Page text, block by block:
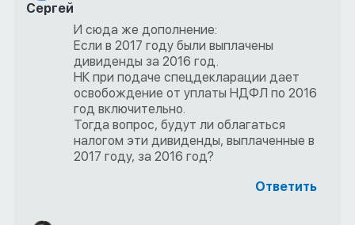
Сергей
И сюда же дополнение:
Если в 2017 году были выплачены
дивиденды за 2016 год.
НК при подаче спецдекларации дает
освобождение от уплаты НДФЛ по 2016
год включительно.
Тогда вопрос, будут ли облагаться
налогом эти дивиденды, выплаченные в
2017 году, за 2016 год?
Ответить